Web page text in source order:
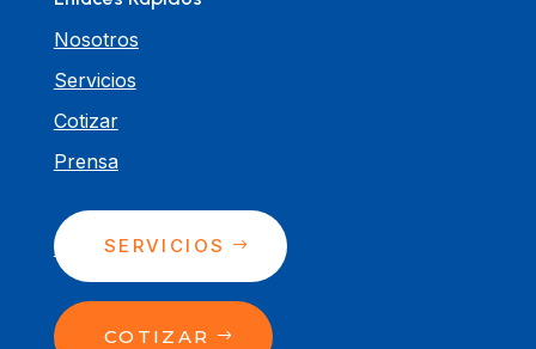
Nosotros
Servicios
Cotizar
Prensa
ContactoSERVICIOS
COTIZAR